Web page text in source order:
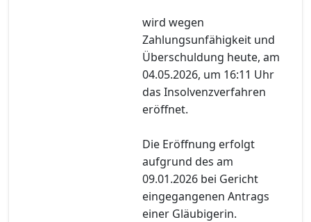
wird wegen
Zahlungsunfähigkeit und
Überschuldung heute, am
04.05.2026, um 16:11 Uhr
das Insolvenzverfahren
eröffnet.
Die Eröffnung erfolgt
aufgrund des am
09.01.2026 bei Gericht
eingegangenen Antrags
einer Gläubigerin.